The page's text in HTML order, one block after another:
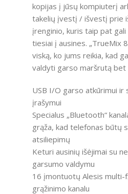
kopijas į jūsų kompiuterį
takelių įvestį / išvestį prie
įrenginio, kuris taip pat gali
tiesiai į ausines. „TrueMix
viską, ko jums reikia, kad
valdyti garso maršrutą bet
USB I/O garso atkūrimui ir
įrašymui
Specialus „Bluetooth“
grąža, kad telefonas būtų
atsiliepimų
Keturi ausinių išėjimai su
garsumo valdymu
16 įmontuotų Alesis multi-
grąžinimo kanalu